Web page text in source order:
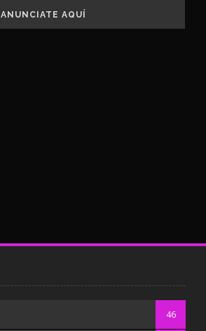
ANUNCIATE AQUÍ
46